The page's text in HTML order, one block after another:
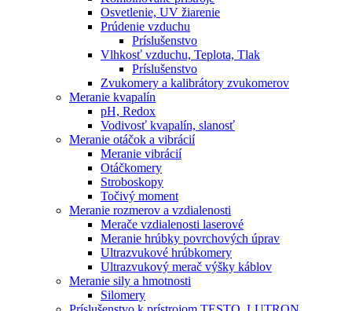
Osvetlenie, UV žiarenie
Prúdenie vzduchu
Príslušenstvo
Vlhkosť vzduchu, Teplota, Tlak
Príslušenstvo
Zvukomery a kalibrátory zvukomerov
Meranie kvapalín
pH, Redox
Vodivosť kvapalín, slanosť
Meranie otáčok a vibrácií
Meranie vibrácií
Otáčkomery
Stroboskopy
Točivý moment
Meranie rozmerov a vzdialenosti
Merače vzdialenosti laserové
Meranie hrúbky povrchových úprav
Ultrazvukové hrúbkomery
Ultrazvukový merač výšky káblov
Meranie sily a hmotnosti
Silomery